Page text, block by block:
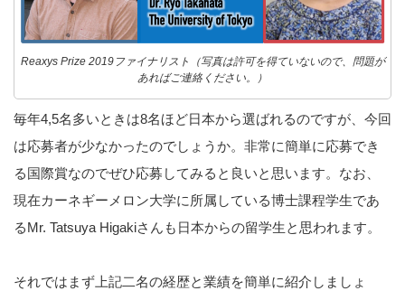
Reaxys Prize 2019ファイナリスト（写真は許可を得ていないので、問題が
あればご連絡ください。）
毎年4,5名多いときは8名ほど日本から選ばれるのですが、今回
は応募者が少なかったのでしょうか。非常に簡単に応募でき
る国際賞なのでぜひ応募してみると良いと思います。なお、
現在カーネギーメロン大学に所属している博士課程学生であ
るMr. Tatsuya Higakiさんも日本からの留学生と思われます。
それではまず上記二名の経歴と業績を簡単に紹介しましょ